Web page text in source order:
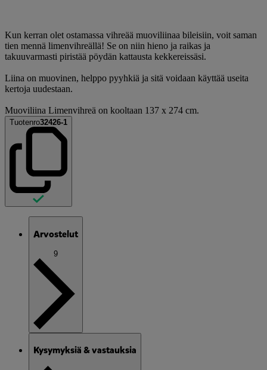
Kun kerran olet ostamassa vihreää muoviliinaa bileisiin, voit saman
tien mennä limenvihreällä! Se on niin hieno ja raikas ja
takuuvarmasti piristää pöydän kattausta kekkereissäsi.
Liina on muovinen, helppo pyyhkiä ja sitä voidaan käyttää useita
kertoja uudestaan.
Muoviliina Limenvihreä on kooltaan 137 x 274 cm.
Tuotenro32426-1
Arvostelut
9
Kysymyksiä & vastauksia